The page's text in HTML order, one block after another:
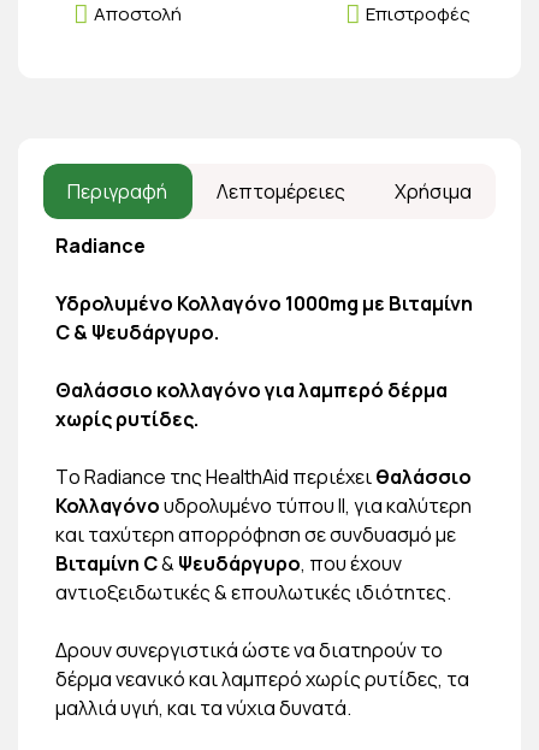
Επιστροφές
Αποστολή
Περιγραφή Λεπτομέρειες Χρήσιμα
Radiance
Υδρολυμένο Κολλαγόνο 1000mg με Βιταμίνη
C & Ψευδάργυρο.
Θαλάσσιο κολλαγόνο για λαμπερό δέρμα
χωρίς ρυτίδες.
Τo Radiance της HealthAid περιέχειθαλάσσιο
Κολλαγόνουδρολυμένο τύπου ΙΙ, για καλύτερη
και ταχύτερη απορρόφηση σε συνδυασμό µε
Βιταμίνη C& Ψευδάργυρο, που έχουν
αντιοξειδωτικές & επουλωτικές ιδιότητες.
Δρουν συνεργιστικά ώστε να διατηρούν το
δέρμα νεανικό και λαμπερό χωρίς ρυτίδες, τα
μαλλιά υγιή, και τα νύχια δυνατά.